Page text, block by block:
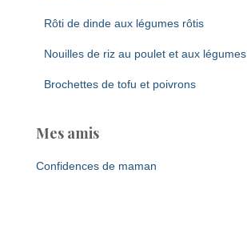
Rôti de dinde aux légumes rôtis
Nouilles de riz au poulet et aux légumes
Brochettes de tofu et poivrons
Mes amis
Confidences de maman